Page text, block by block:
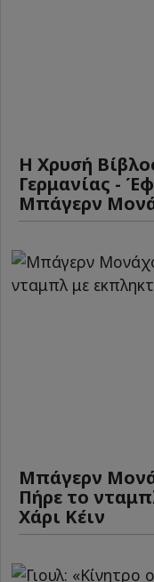
Η Χρυσή
Γερμανίας -
Μπάγερν
Μπάγερν
Πήρε το
Χάρι Κέιν